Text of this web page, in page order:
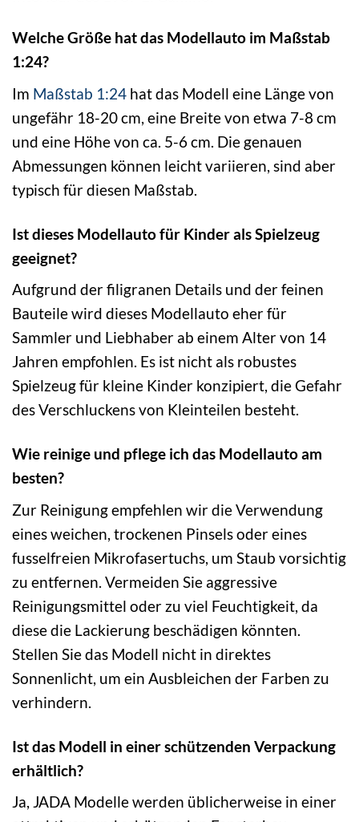
Welche Größe hat das Modellauto im Maßstab
1:24?
Im Maßstab 1:24 hat das Modell eine Länge von
ungefähr 18-20 cm, eine Breite von etwa 7-8 cm
und eine Höhe von ca. 5-6 cm. Die genauen
Abmessungen können leicht variieren, sind aber
typisch für diesen Maßstab.
Ist dieses Modellauto für Kinder als Spielzeug
geeignet?
Aufgrund der filigranen Details und der feinen
Bauteile wird dieses Modellauto eher für
Sammler und Liebhaber ab einem Alter von 14
Jahren empfohlen. Es ist nicht als robustes
Spielzeug für kleine Kinder konzipiert, die Gefahr
des Verschluckens von Kleinteilen besteht.
Wie reinige und pflege ich das Modellauto am
besten?
Zur Reinigung empfehlen wir die Verwendung
eines weichen, trockenen Pinsels oder eines
fusselfreien Mikrofasertuchs, um Staub vorsichtig
zu entfernen. Vermeiden Sie aggressive
Reinigungsmittel oder zu viel Feuchtigkeit, da
diese die Lackierung beschädigen könnten.
Stellen Sie das Modell nicht in direktes
Sonnenlicht, um ein Ausbleichen der Farben zu
verhindern.
Ist das Modell in einer schützenden Verpackung
erhältlich?
Ja, JADA Modelle werden üblicherweise in einer